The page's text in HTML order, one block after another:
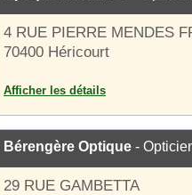
4 RUE PIERRE MENDES
70400 Héricourt
Afficher les détails
Bérengère Optique -
29 RUE GAMBETTA